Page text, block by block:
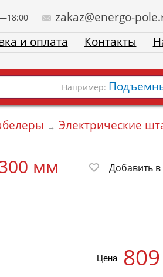
zakaz@energo-
и оплата Контакты
Например:
→ Электрические
мм
Добавить
Цена